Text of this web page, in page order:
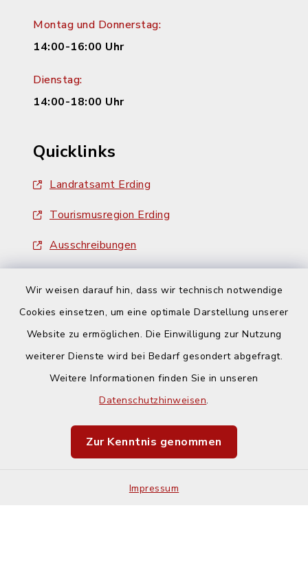
Wir weisen darauf hin, dass wir technisch notwendige
Cookies einsetzen, um eine optimale Darstellung unserer
Website zu ermöglichen. Die Einwilligung zur Nutzung
weiterer Dienste wird bei Bedarf gesondert abgefragt.
Weitere Informationen finden Sie in unseren
Datenschutzhinweisen.
Zur Kenntnis genommen
Impressum
Montag und Donnerstag:
14:00-16:00 Uhr
Dienstag:
14:00-18:00 Uhr
Quicklinks
Landratsamt Erding
Tourismusregion Erding
Ausschreibungen
Barrierefreiheit
Impressum
Sitemap